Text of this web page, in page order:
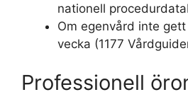
nationell
Om egenvård inte
vecka (1177
Professionell